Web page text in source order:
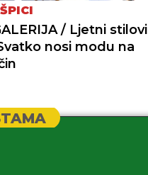
/ Ljetni stilovi
nosi modu na